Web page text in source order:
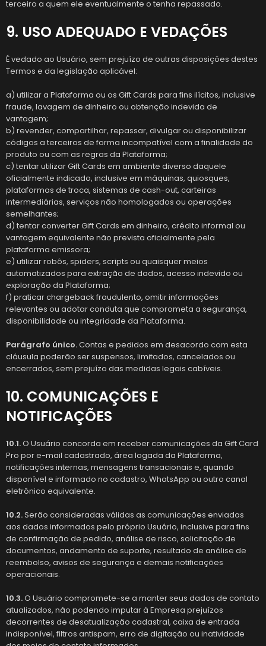
terceiro a quem ele eventualmente o tenha repassado.
9. USO ADEQUADO E VEDAÇÕES
É vedado ao Usuário, sem prejuízo de outras disposições destes
Termos e da legislação aplicável:
a) utilizar a Plataforma ou os Gift Cards para fins ilícitos, inclusive
fraude, lavagem de dinheiro ou obtenção indevida de
vantagem;
b) revender, compartilhar, repassar, divulgar ou disponibilizar
códigos a terceiros de forma incompatível com a finalidade do
produto ou com as regras da Plataforma;
c) tentar utilizar Gift Cards em ambiente diverso daquele
oficialmente indicado, inclusive em máquinas, quiosques,
plataformas de troca, sistemas de cash-out, carteiras
intermediárias, serviços não homologados ou operações
semelhantes;
d) tentar converter Gift Cards em dinheiro, crédito informal ou
vantagem equivalente não prevista oficialmente pela
plataforma emissora;
e) utilizar robôs, spiders, scripts ou quaisquer meios
automatizados para extração de dados, acesso indevido ou
exploração da Plataforma;
f) praticar chargeback fraudulento, omitir informações
relevantes ou adotar conduta que comprometa a segurança,
disponibilidade ou integridade da Plataforma.
Parágrafo único.Contas e pedidos em desacordo com esta
cláusula poderão ser suspensos, limitados, cancelados ou
encerrados, sem prejuízo das medidas legais cabíveis.
10. COMUNICAÇÕES E
NOTIFICAÇÕES
10.1.O Usuário concorda em receber comunicações da Gift Card
Pro por e-mail cadastrado, área logada da Plataforma,
notificações internas, mensagens transacionais e, quando
disponível e informado no cadastro, WhatsApp ou outro canal
eletrônico equivalente.
10.2.Serão consideradas válidas as comunicações enviadas
aos dados informados pelo próprio Usuário, inclusive para fins
de confirmação de pedido, análise de risco, solicitação de
documentos, andamento de suporte, resultado de análise de
reembolso, avisos de segurança e demais notificações
operacionais.
10.3.O Usuário compromete-se a manter seus dados de contato
atualizados, não podendo imputar à Empresa prejuízos
decorrentes de desatualização cadastral, caixa de entrada
indisponível, filtros antispam, erro de digitação ou inatividade